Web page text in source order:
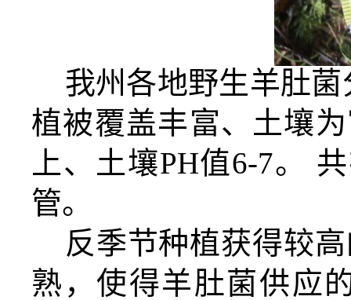
我州各地野生羊肚
植被覆盖丰富、土壤
上、土壤PH值6-7。
管。
反季节种植获得较
熟，使得羊肚菌供应